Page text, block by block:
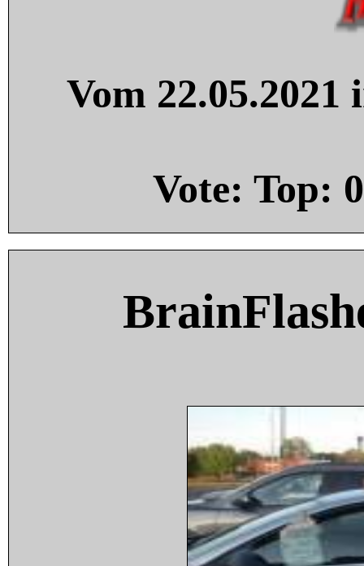
Vom
Vote: Top: 0